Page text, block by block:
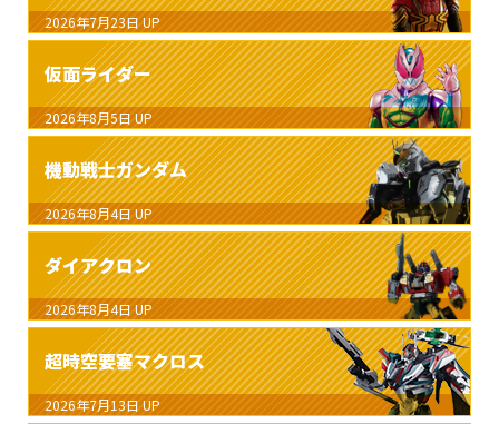
2026年7月23日 UP
仮面ライダー
2026年8月5日 UP
機動戦士ガンダム
2026年8月4日 UP
ダイアクロン
2026年8月4日 UP
超時空要塞マクロス
2026年7月13日 UP